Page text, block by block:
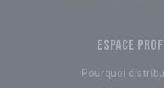
ESPACE
Pourquoi